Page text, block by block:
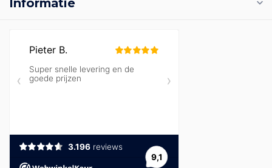
Informatie